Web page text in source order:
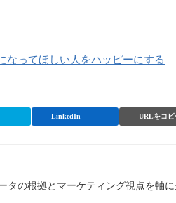
なってほしい人をハッピーにする
LinkedIn URLをコピ
タの根拠とマーケティング視点を軸